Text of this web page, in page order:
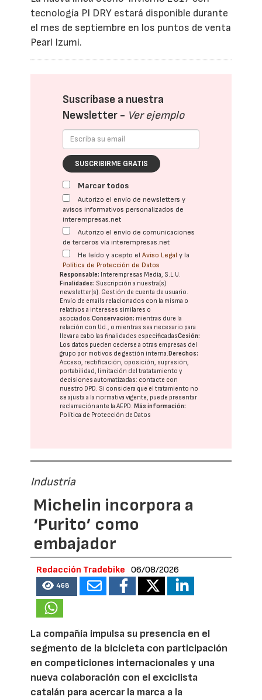
tecnología PI DRY estará disponible durante
el mes de septiembre en los puntos de venta
Pearl Izumi.
Suscríbase a nuestra
Newsletter - Ver ejemplo
SUSCRIBIRME GRATIS
Marcar todos
Autorizo el envío de newsletters y
avisos informativos personalizados de
interempresas.net
Autorizo el envío de comunicaciones
de terceros vía interempresas.net
He leído y acepto elAviso Legal y la
Política de Protección de Datos
Responsable: Interempresas Media, S.L.U.
Finalidades: Suscripción a nuestra(s)
newsletter(s). Gestión de cuenta de usuario.
Envío de emails relacionados con la misma o
relativos a intereses similares o
asociados.Conservación: mientras dure la
relación con Ud., o mientras sea necesario para
llevar a cabo las finalidades especificadasCesión:
Los datos pueden cederse a otras empresas del
grupo por motivos de gestión interna.Derechos:
Acceso, rectificación, oposición, supresión,
portabilidad, limitación del tratatamiento y
decisiones automatizadas: contacte con
nuestro DPD. Si considera que el tratamiento no
se ajusta a la normativa vigente, puede presentar
reclamación ante laAEPD.Más información:
Política de Protección de Datos
Industria
Michelin incorpora a
‘Purito’ como
embajador
Redacción Tradebike 06/08/2026
468
La compañía impulsa su presencia en el
segmento de la bicicleta con participación
en competiciones internacionales y una
nueva colaboración con el exciclista
catalán para acercar la marca a la